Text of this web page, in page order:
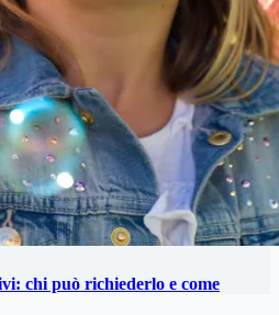
chi può richiederlo e come